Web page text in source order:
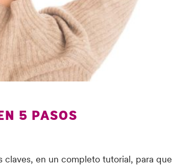
5 PASOS
claves, en un completo tutorial, para que